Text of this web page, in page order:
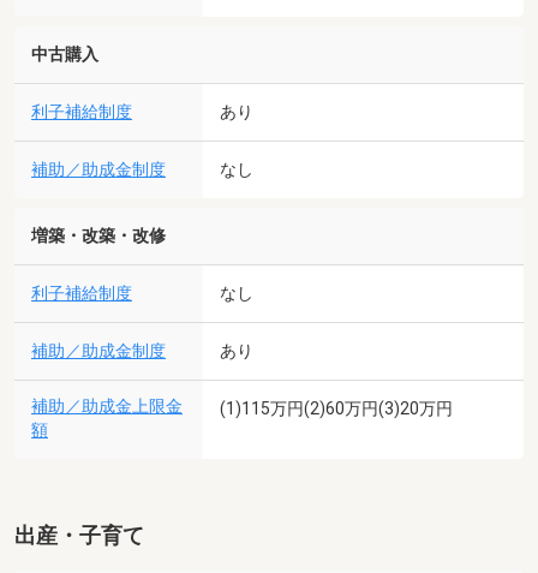
中古購入
利子補給制度 あり
補助／助成金制度 なし
増築・改築・改修
利子補給制度 なし
補助／助成金制度 あり
補助／助成金上限金
額
(1)115万円(2)60万円(3)20万円
出産・子育て